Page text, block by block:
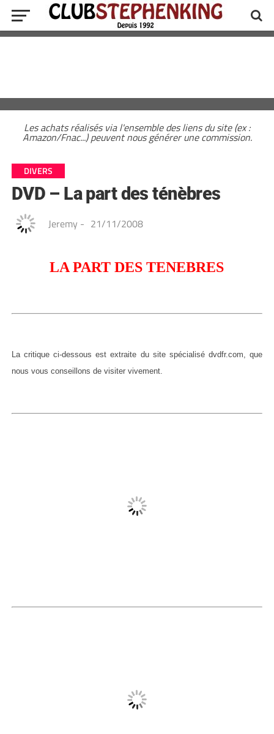
Les achats réalisés via l'ensemble des liens du site (ex :
Amazon/Fnac...) peuvent nous générer une commission.
DIVERS
DVD – La part des ténèbres
Jeremy - 21/11/2008
LA PART DES TENEBRES
La critique ci-dessous est extraite du site spécialisé dvdfr.com, que
nous vous conseillons de visiter vivement.